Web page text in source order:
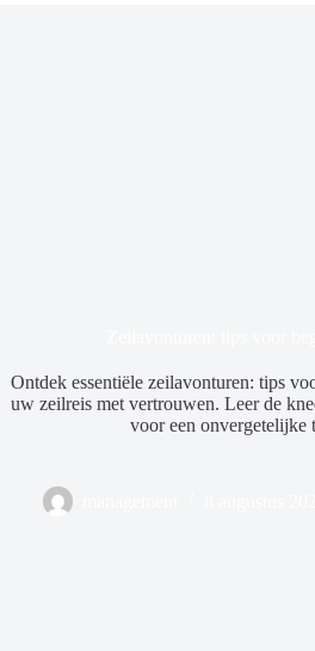
Ontdek essentiële zeilavonturen: tips
uw zeilreis met vertrouwen. Leer de
voor een onvergetelijke